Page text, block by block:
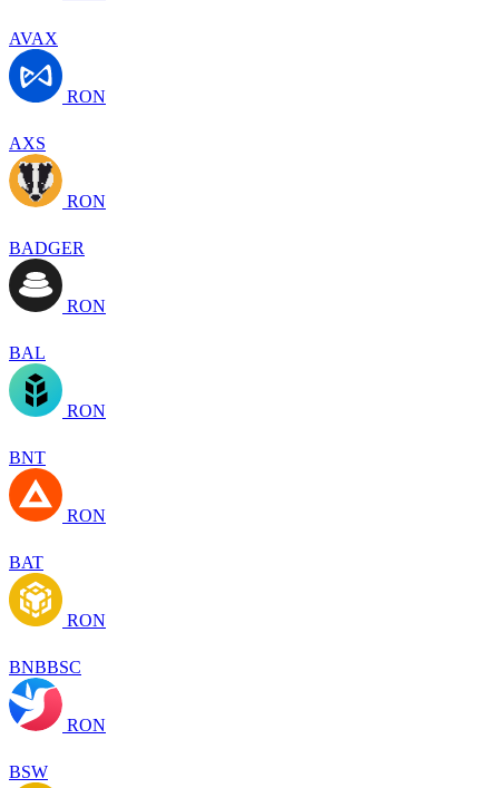
AVAX
RON
AXS
RON
BADGER
RON
BAL
RON
BNT
RON
BAT
RON
BNBBSC
RON
BSW